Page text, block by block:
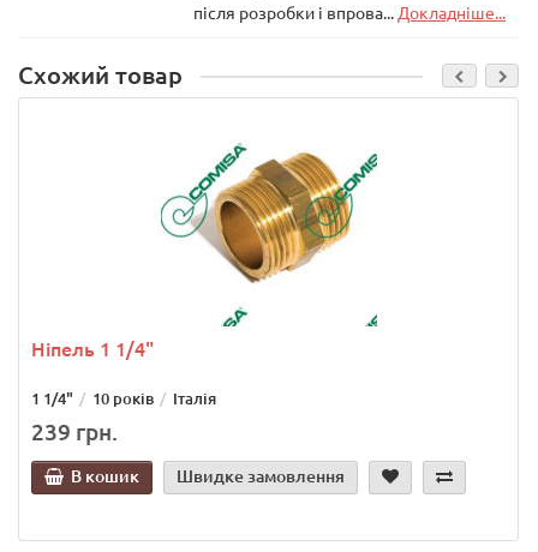
після розробки і впрова... Докладніше...
Схожий товар
Ніпель 1 1/4"
1 1/4" 10 років Італія
239 грн.
В кошик Швидке замовлення